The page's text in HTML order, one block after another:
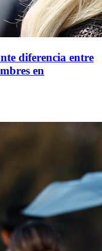
diferencia entre
en